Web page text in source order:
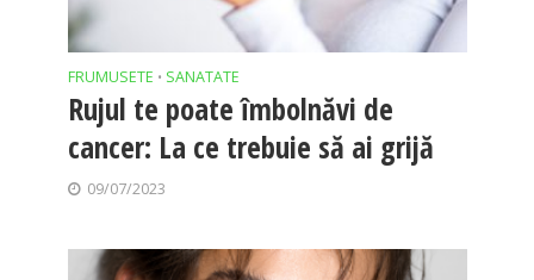
FRUMUSETE • SANATATE
Rujul te poate îmbolnăvi de
cancer: La ce trebuie să ai grijă
09/07/2023